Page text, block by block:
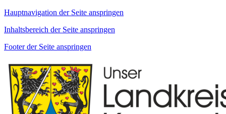
Hauptnavigation der Seite anspringen
Inhaltsbereich der Seite anspringen
Footer der Seite anspringen